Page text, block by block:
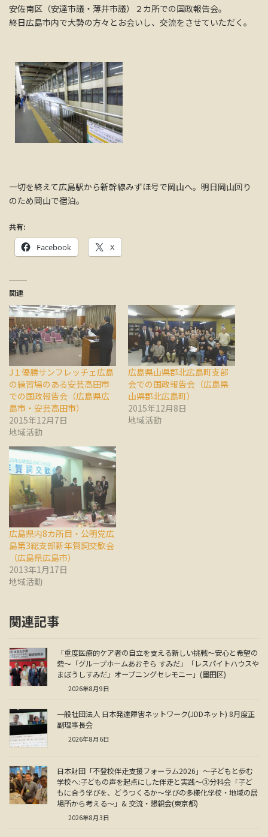
安佐南区（安達市議・薄井市議）２カ所での国政報告会。
終日広島市内で大勢の方々とお会いし、交流をさせていただく。
一切を終えて広島駅から新幹線みずほ号で岡山へ。明日岡山回り
のため岡山で宿泊。
共有:
Facebook X
関連
J１優勝サンフレッチェ広島
の練習場のある安芸高田市
での国政報告会（広島県広
島市・安芸高田市）
2015年12月7日
地域活動
広島県山県郡北広島町支部
会での国政報告会（広島県
山県郡北広島町）
2015年12月8日
地域活動
広島県内8カ所目・公明党広
島第3総支部新年賀詞交歓会
（広島県広島市）
2013年1月17日
地域活動
関連記事
「重度医療的ケア者の自立を支える新しい挑戦～安心と希望の
砦～「グループホームあおぞら すみだ」「レスパイトハウスや
まぼうしすみだ」オープニングセレモニー」(墨田区)
2026年8月9日
一般社団法人 日本発達障害ネットワーク(JDDネット) 8月度正
副理事長会
2026年8月6日
日本財団「不登校伴走支援フォーラム2026」～子どもと歩む
学校へ:子どもの声を起点にした伴走と実践～③分科会「子ど
もに合う学びを、どうつくるか～学びの多様化学校・地域の居
場所から考える～」& 交流・懇親会(東京都)
2026年8月3日